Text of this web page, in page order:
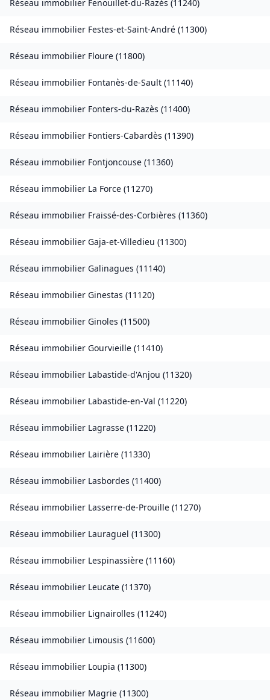
Réseau immobilier Fenouillet-du-Razès (11240)
Réseau immobilier Festes-et-Saint-André (11300)
Réseau immobilier Floure (11800)
Réseau immobilier Fontanès-de-Sault (11140)
Réseau immobilier Fonters-du-Razès (11400)
Réseau immobilier Fontiers-Cabardès (11390)
Réseau immobilier Fontjoncouse (11360)
Réseau immobilier La Force (11270)
Réseau immobilier Fraissé-des-Corbières (11360)
Réseau immobilier Gaja-et-Villedieu (11300)
Réseau immobilier Galinagues (11140)
Réseau immobilier Ginestas (11120)
Réseau immobilier Ginoles (11500)
Réseau immobilier Gourvieille (11410)
Réseau immobilier Labastide-d'Anjou (11320)
Réseau immobilier Labastide-en-Val (11220)
Réseau immobilier Lagrasse (11220)
Réseau immobilier Lairière (11330)
Réseau immobilier Lasbordes (11400)
Réseau immobilier Lasserre-de-Prouille (11270)
Réseau immobilier Lauraguel (11300)
Réseau immobilier Lespinassière (11160)
Réseau immobilier Leucate (11370)
Réseau immobilier Lignairolles (11240)
Réseau immobilier Limousis (11600)
Réseau immobilier Loupia (11300)
Réseau immobilier Magrie (11300)